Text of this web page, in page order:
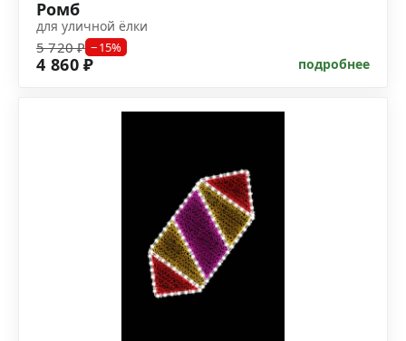
Ромб
для уличной ёлки
5 720 ₽ −15%
4 860 ₽ подробнее